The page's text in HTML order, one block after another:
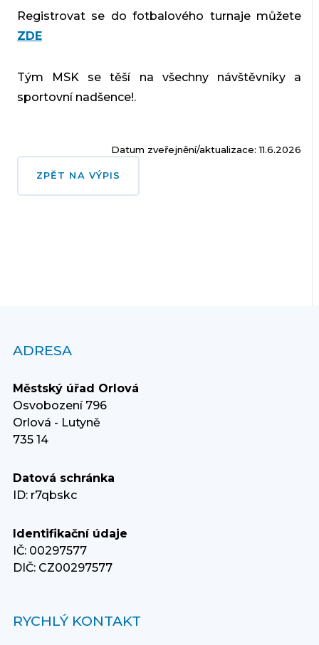
Registrovat se do fotbalového turnaje můžete
ZDE
Tým MSK se těší na všechny návštěvníky a
sportovní nadšence!.
Datum zveřejnění/aktualizace: 11.6.2026
ZPĚT NA VÝPIS
ADRESA
Městský úřad Orlová
Osvobození 796
Orlová - Lutyně
735 14
Datová schránka
ID: r7qbskc
Identifikační údaje
IČ: 00297577
DIČ: CZ00297577
RYCHLÝ KONTAKT